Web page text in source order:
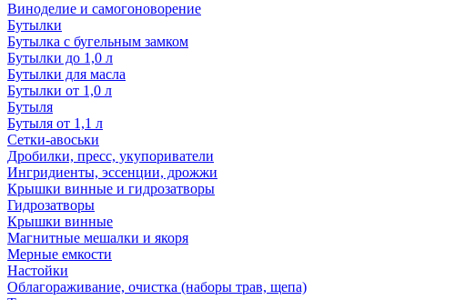
Виноделие и самогоноворение
Бутылки
Бутылка с бугельным замком
Бутылки до 1,0 л
Бутылки для масла
Бутылки от 1,0 л
Бутыля
Бутыля от 1,1 л
Сетки-авоськи
Дробилки, пресс, укупориватели
Ингридиенты, эссенции, дрожжи
Крышки винные и гидрозатворы
Гидрозатворы
Крышки винные
Магнитные мешалки и якоря
Мерные емкости
Настойки
Облагораживание, очистка (наборы трав, щепа)